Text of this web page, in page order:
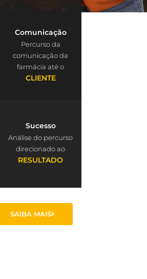
Comunicação
Percurso da
comunicação da
farmácia até o
CLIENTE
Sucesso
Análise do percurso
direcionado ao
RESULTADO
SAIBA MAIS